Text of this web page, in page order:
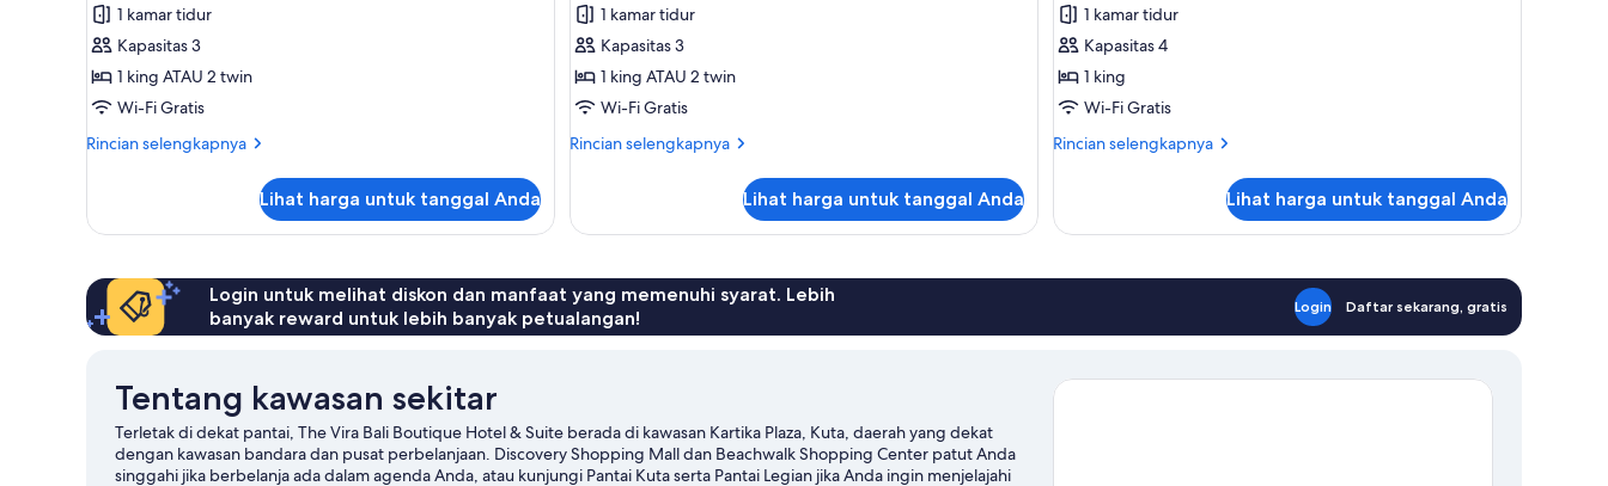
Superior
1 kamar tidur
Kapasitas 3
1 king ATAU 2 twin
Wi-Fi Gratis
Rincian selengkapnya
Rincian
Kamar
Lihat harga untuk tanggal Anda
Deluks
1 kamar tidur
Kapasitas 3
1 king ATAU 2 twin
Wi-Fi Gratis
Rincian selengkapnya
Rincian
Kamar
Lihat harga untuk tanggal Anda
(The
Layonsari
Suite)
1 kamar tidur
Kapasitas 4
1 king
Wi-Fi Gratis
Rincian selengkapnya
Rincian
Kamar
Lihat harga untuk tanggal Anda
Login untuk melihat diskon dan manfaat yang memenuhi syarat. Lebih
banyak reward untuk lebih banyak petualangan!
Login Daftar sekarang, gratis
Tentang kawasan sekitar
Terletak di dekat pantai, The Vira Bali Boutique Hotel & Suite berada di kawasan Kartika Plaza, Kuta, daerah yang dekat
dengan kawasan bandara dan pusat perbelanjaan. Discovery Shopping Mall dan Beachwalk Shopping Center patut Anda
singgahi jika berbelanja ada dalam agenda Anda, atau kunjungi Pantai Kuta serta Pantai Legian jika Anda ingin menjelajahi